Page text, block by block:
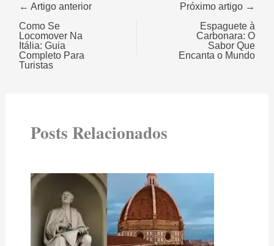
← Artigo anterior
Como Se
Locomover Na
Itália: Guia
Completo Para
Turistas
Próximo artigo →
Espaguete à
Carbonara: O
Sabor Que
Encanta o Mundo
Posts Relacionados